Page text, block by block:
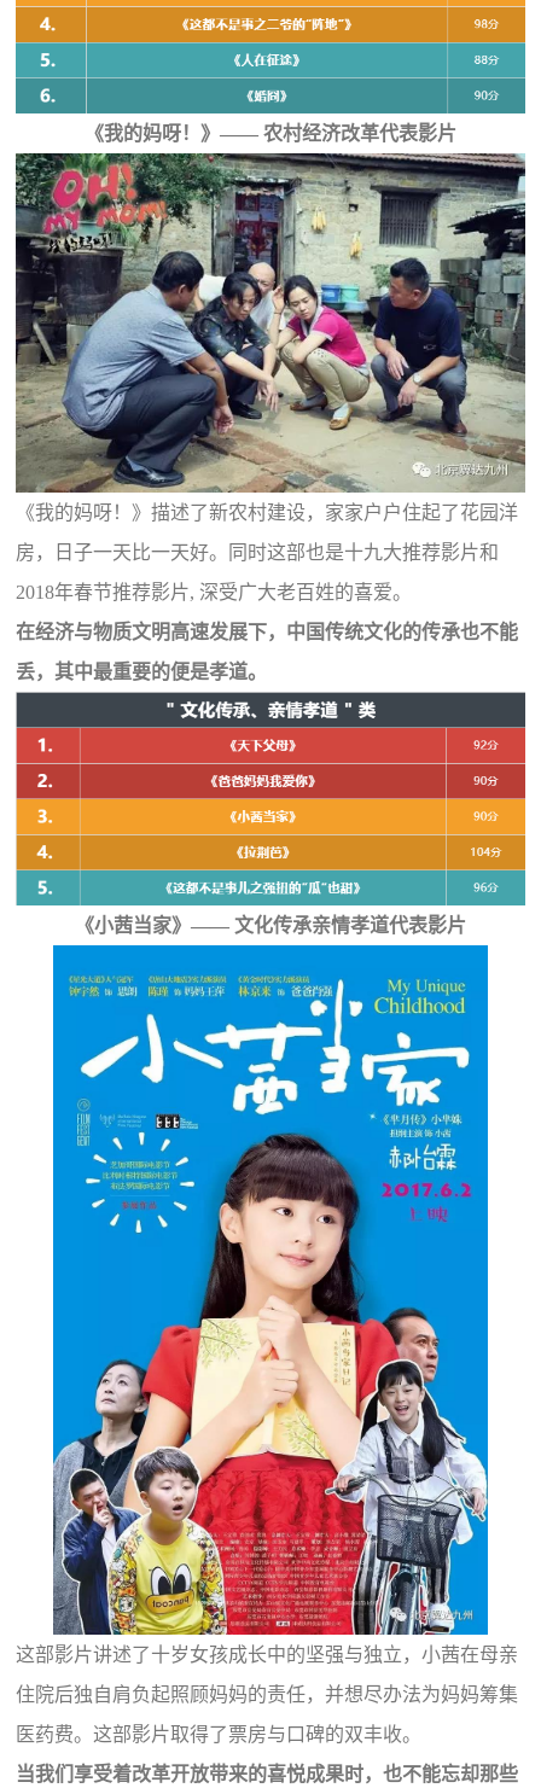
《我的妈呀！》—— 农村经济改革代表影片
《我的妈呀！》描述了新农村建设，家家户户住起了花园洋
房，日子一天比一天好。同时这部也是十九大推荐影片和
2018年春节推荐影片, 深受广大老百姓的喜爱。
在经济与物质文明高速发展下，中国传统文化的传承也不能
丢，其中最重要的便是孝道。
《小茜当家》—— 文化传承亲情孝道代表影片
这部影片讲述了十岁女孩成长中的坚强与独立，小茜在母亲
住院后独自肩负起照顾妈妈的责任，并想尽办法为妈妈筹集
医药费。这部影片取得了票房与口碑的双丰收。
当我们享受着改革开放带来的喜悦成果时，也不能忘却那些